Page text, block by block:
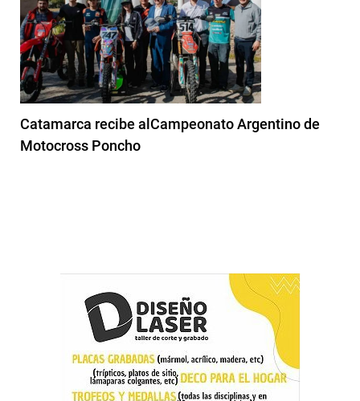
Catamarca recibe alCampeonato Argentino de
Motocross Poncho